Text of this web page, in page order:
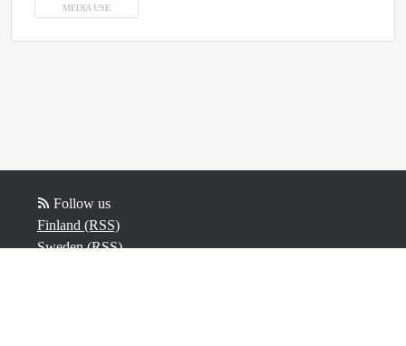
MEDIA USE
Follow us
Finland (RSS)
Sweden (RSS)